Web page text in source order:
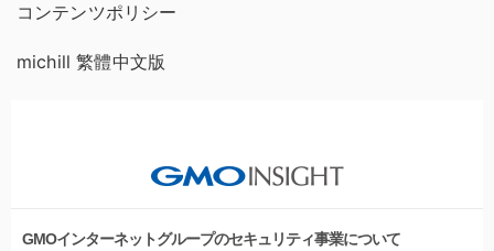
コンテンツポリシー
michill 繁體中文版
GMOインターネットグループのセキュリティ事業について